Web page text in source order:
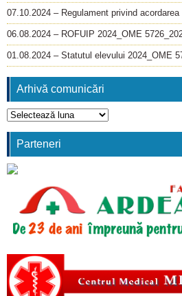
07.10.2024 – Regulament privind
06.08.2024 – ROFUIP 2024_OME
01.08.2024 – Statutul elevului 2024_OME
Arhivă comunicări
Arhivă
comunicări
Parteneri